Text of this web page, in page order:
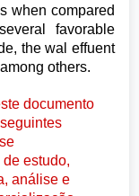
when compared
favorable
the wal effuent
others.
documento
estudo,
análise e